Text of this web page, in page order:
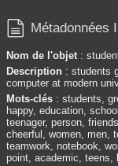
 Métadonnées
Nom de l'objet :
Description : students
computer at modern
Mots-clés : students,
happy, education,
teenager, person,
cheerful, women, men,
teamwork, notebook,
point, academic, teens,